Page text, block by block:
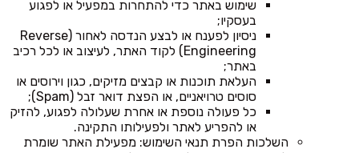
שימוש באתר כדי להתחרות במפעיל או לפגוע
בעסקיו;
ניסיון לפענח או לבצע הנדסה לאחור (Reverse
Engineering) לקוד האתר, לעיצוב או לכל רכיב
באתר;
העלאת תוכנות או קבצים מזיקים, כגון וירוסים או
סוסים טרויאניים, או הפצת דואר זבל (Spam);
כל פעולה נוספת או אחרת שעלולה לפגוע, להזיק
או להפריע לאתר ולפעילותו התקינה.
השלכות הפרת תנאי השימוש: מפעילת האתר שומרת